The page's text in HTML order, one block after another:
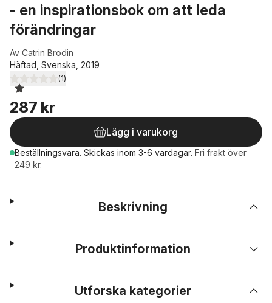
- en inspirationsbok om att leda
förändringar
Av Catrin Brodin
Häftad, Svenska, 2019
1,0utav 5 stjärnor. Totalt antal röster:
(1)
287 kr
Lägg i varukorg
Beställningsvara. Skickas inom 3-6 vardagar. Fri frakt över
249 kr.
Beskrivning
Produktinformation
Utforska kategorier